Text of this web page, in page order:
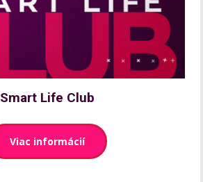
Smart Life Club
Viac informácií